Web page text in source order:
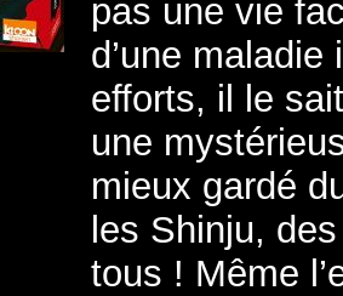
pas une vie
d’une
efforts, il le
une
mieux gardé
les Shinju,
tous ! Même